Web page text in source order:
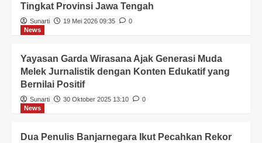
Tingkat Provinsi Jawa Tengah
Sunarti 19 Mei 2026 09:35
0
News
Yayasan Garda Wirasana Ajak Generasi Muda
Melek Jurnalistik dengan Konten Edukatif yang
Bernilai Positif
Sunarti 30 Oktober 2025 13:10
0
News
Dua Penulis Banjarnegara Ikut Pecahkan Rekor